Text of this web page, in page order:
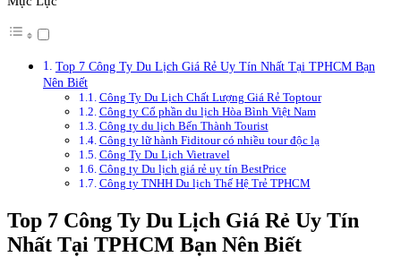
Top 7 Công Ty Du Lịch Giá Rẻ Uy Tín Nhất Tại TPHCM Bạn
Nên Biết
Công Ty Du Lịch Chất Lượng Giá Rẻ Toptour
Công ty Cổ phần du lịch Hòa Bình Việt Nam
Công ty du lịch Bến Thành Tourist
Công ty lữ hành Fiditour có nhiều tour độc lạ
Công Ty Du Lịch Vietravel
Công ty Du lịch giá rẻ uy tín BestPrice
Công ty TNHH Du lịch Thế Hệ Trẻ TPHCM
Top 7 Công Ty Du Lịch Giá Rẻ Uy Tín
Nhất Tại TPHCM Bạn Nên Biết